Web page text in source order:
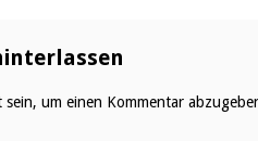
sein, um einen Kommentar